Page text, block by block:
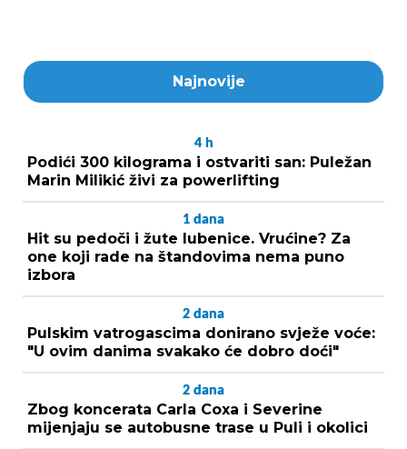
Najnovije
4 h
Podići 300 kilograma i ostvariti san: Puležan
Marin Milikić živi za powerlifting
1 dana
Hit su pedoči i žute lubenice. Vrućine? Za
one koji rade na štandovima nema puno
izbora
2 dana
Pulskim vatrogascima donirano svježe voće:
"U ovim danima svakako će dobro doći"
2 dana
Zbog koncerata Carla Coxa i Severine
mijenjaju se autobusne trase u Puli i okolici